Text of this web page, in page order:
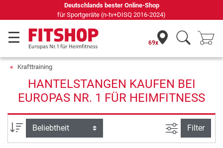
Seit 42 Jahren Ihr Experte für Heimfitness
69x
Krafttraining
HANTELSTANGEN KAUFEN BEI
EUROPAS NR. 1 FÜR HEIMFITNESS
Sortierung Ansicht
Filter